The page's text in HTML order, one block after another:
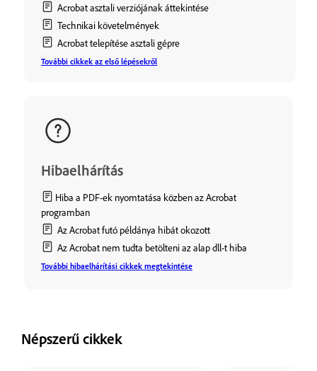
Acrobat asztali verziójának áttekintése
Technikai követelmények
Acrobat telepítése asztali gépre
További cikkek az első lépésekről
Hibaelhárítás
Hiba a PDF-ek nyomtatása közben az Acrobat
programban
Az Acrobat futó példánya hibát okozott
Az Acrobat nem tudta betölteni az alap dll-t hiba
További hibaelhárítási cikkek megtekintése
Népszerű cikkek